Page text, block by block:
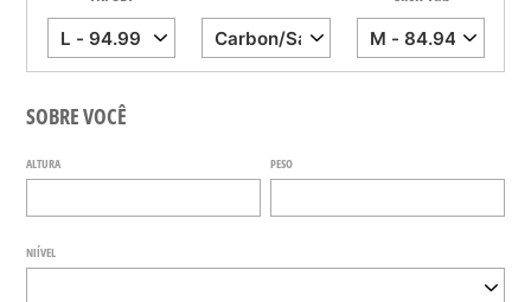
SOBRE VOCÊ
ALTURA PESO
NIÍVEL